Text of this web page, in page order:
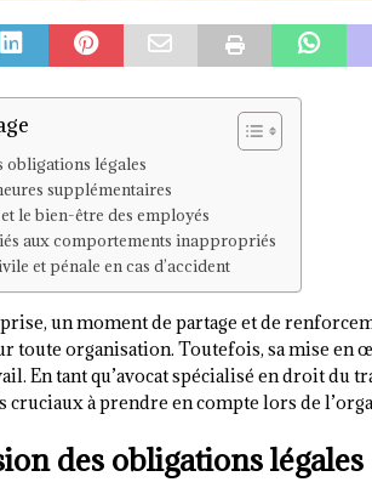
obligations légales
supplémentaires
le bien-être des employés
aux comportements inappropriés
et pénale en cas d’accident
un moment de partage et de
toute organisation. Toutefois, sa mise en
En tant qu’avocat spécialisé en droit du
à prendre en compte lors de
des obligations légales